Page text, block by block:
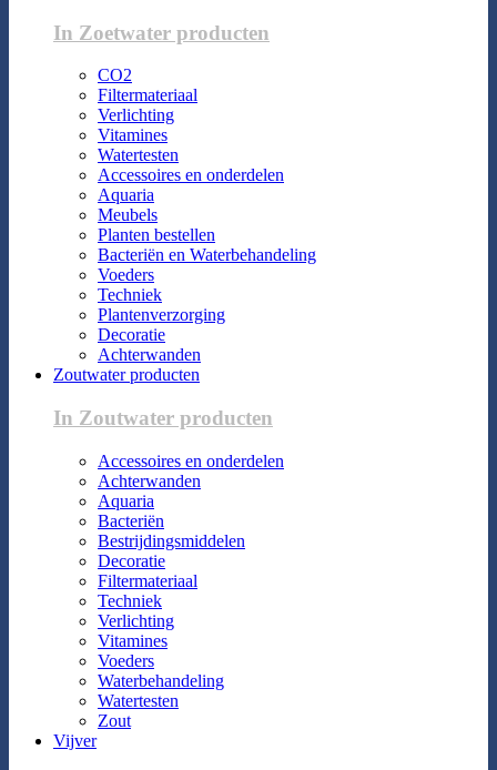
In Zoetwater producten
CO2
Filtermateriaal
Verlichting
Vitamines
Watertesten
Accessoires en onderdelen
Aquaria
Meubels
Planten bestellen
Bacteriën en Waterbehandeling
Voeders
Techniek
Plantenverzorging
Decoratie
Achterwanden
Zoutwater producten
In Zoutwater producten
Accessoires en onderdelen
Achterwanden
Aquaria
Bacteriën
Bestrijdingsmiddelen
Decoratie
Filtermateriaal
Techniek
Verlichting
Vitamines
Voeders
Waterbehandeling
Watertesten
Zout
Vijver